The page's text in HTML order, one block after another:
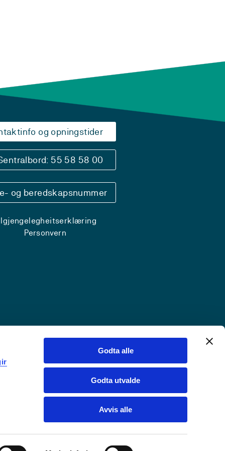
Godta alle
Godta utvalde
Avvis alle
og opningstider
55 58 58 00
og beredskapsnummer
Personvern